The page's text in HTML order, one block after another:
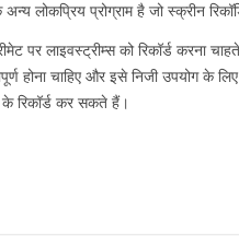
लोकप्रिय प्रोग्राम है जो स्क्रीन
पर लाइवस्ट्रीम्स को रिकॉर्ड करना
होना चाहिए और इसे निजी उपयोग के
के रिकॉर्ड कर सकते हैं।